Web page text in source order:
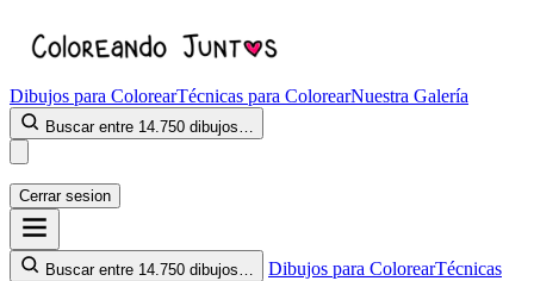
Dibujos para ColorearTécnicas para ColorearNuestra Galería
Buscar entre 14.750 dibujos…
Cerrar sesion
Buscar entre 14.750 dibujos… Dibujos para ColorearTécnicas